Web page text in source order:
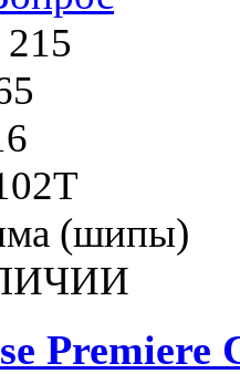
215
(шипы)
Premiere